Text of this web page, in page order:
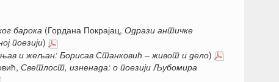
барока (Гордана Покрајац, Одрази античке
поезији)
и жељан: Борисав Станковић – живот и дело)
Светлост, изненада: о поезији Љубомира